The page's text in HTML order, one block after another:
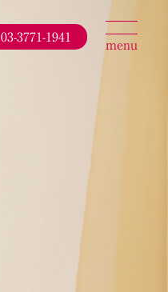
03-3771-1941
menu